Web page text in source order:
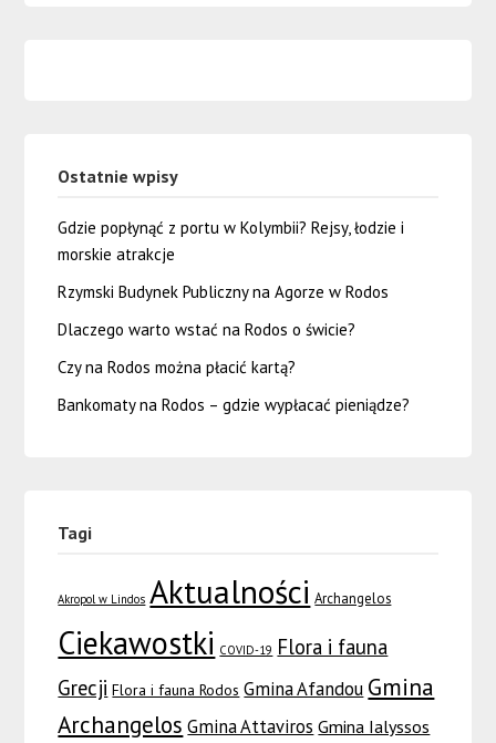
Ostatnie wpisy
Gdzie popłynąć z portu w Kolymbii? Rejsy, łodzie i
morskie atrakcje
Rzymski Budynek Publiczny na Agorze w Rodos
Dlaczego warto wstać na Rodos o świcie?
Czy na Rodos można płacić kartą?
Bankomaty na Rodos – gdzie wypłacać pieniądze?
Tagi
Akropol w Lindos Aktualności Archangelos
Ciekawostki COVID-19 Flora i fauna
Grecji Flora i fauna Rodos Gmina Afandou Gmina
Archangelos Gmina Attaviros Gmina Ialyssos